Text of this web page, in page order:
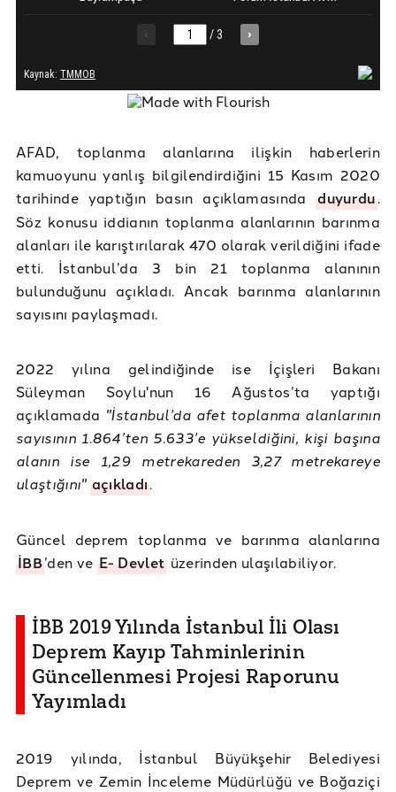
AFAD, toplanma alanlarına ilişkin haberlerin
kamuoyunu yanlış bilgilendirdiğini 15 Kasım 2020
tarihinde yaptığın basın açıklamasındaduyurdu.
Söz konusu iddianın toplanma alanlarının barınma
alanları ile karıştırılarak 470 olarak verildiğini ifade
etti. İstanbul’da 3 bin 21 toplanma alanının
bulunduğunu açıkladı. Ancak barınma alanlarının
sayısını paylaşmadı.
2022 yılına gelindiğinde ise İçişleri Bakanı
Süleyman Soylu'nun 16 Ağustos’ta yaptığı
açıklamada "İstanbul’da afet toplanma alanlarının
sayısının 1.864’ten 5.633’e yükseldiğini, kişi başına
alanın ise 1,29 metrekareden 3,27 metrekareye
ulaştığını" açıkladı.
Güncel deprem toplanma ve barınma alanlarına
İBB’den ve E- Devlet üzerinden ulaşılabiliyor.
İBB 2019 Yılında İstanbul İli Olası
Deprem Kayıp Tahminlerinin
Güncellenmesi Projesi Raporunu
Yayımladı
2019 yılında, İstanbul Büyükşehir Belediyesi
Deprem ve Zemin İnceleme Müdürlüğü ve Boğaziçi